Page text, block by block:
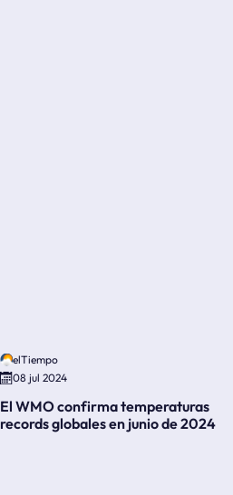
elTiempo
08 jul 2024
El WMO confirma temperaturas
records globales en junio de 2024